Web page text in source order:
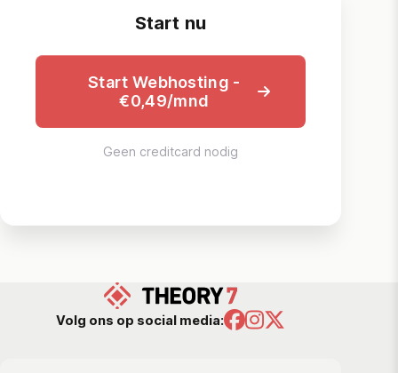
Start nu
Start Webhosting -
€0,49/mnd
Geen creditcard nodig
Volg ons op social media: